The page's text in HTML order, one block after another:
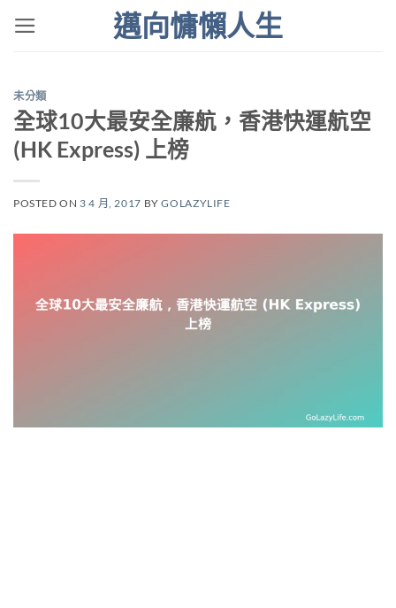
邁向慵懶人生
未分類
全球10大最安全廉航，香港快運航空
(HK Express) 上榜
POSTED ON 3 4 月, 2017 BYGOLAZYLIFE